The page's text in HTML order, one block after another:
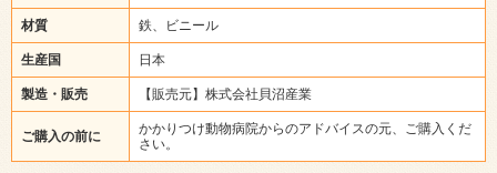
材質 鉄、ビニール
生産国 日本
製造・販売 【販売元】株式会社貝沼産業
ご購入の前に
かかりつけ動物病院からのアドバイスの元、ご購入くだ
さい。